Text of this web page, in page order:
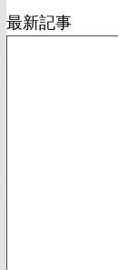
最新記事